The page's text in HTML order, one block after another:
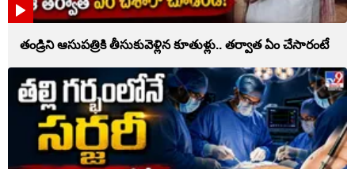
తండ్రిని ఆసుపత్రికి తీసుకువెళ్లిన కూతుళ్లు.. తర్వాత ఏం చేసారంటే